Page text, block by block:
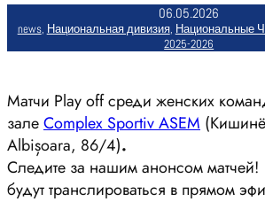
06.05.2026
news, Национальная дивизия, Национальные
2025-2026
Матчи Play off среди женских
залеComplex Sportiv ASEM
Albișoara, 86/4).
Следите за нашим анонсом матчей!
будут транслироваться в прямом